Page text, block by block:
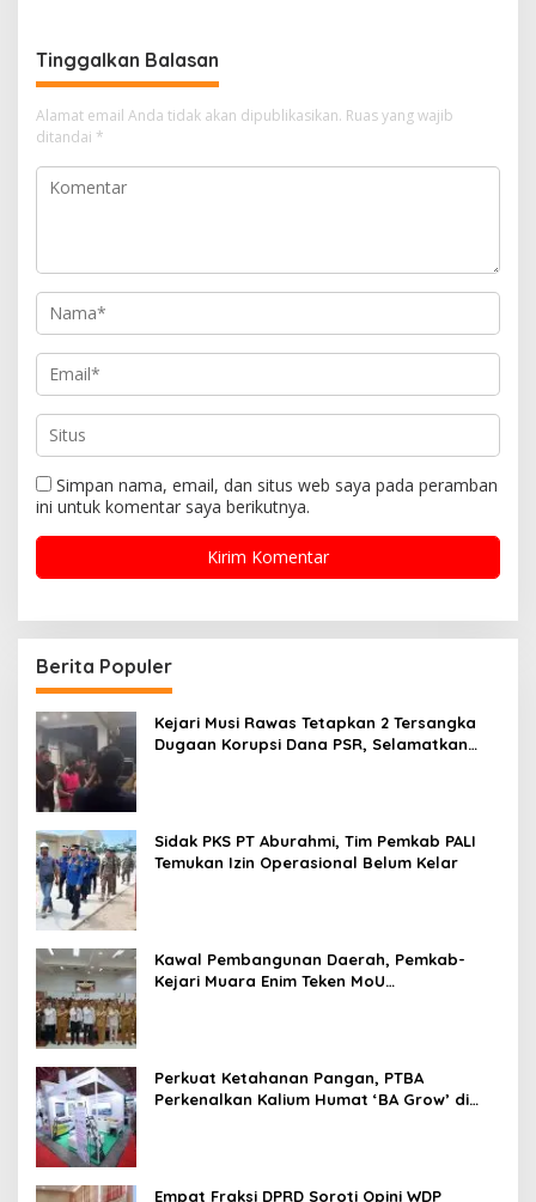
Tinggalkan Balasan
Alamat email Anda tidak akan dipublikasikan. Ruas yang wajib
ditandai *
Simpan nama, email, dan situs web saya pada peramban
ini untuk komentar saya berikutnya.
Berita Populer
Kejari Musi Rawas Tetapkan 2 Tersangka
Dugaan Korupsi Dana PSR, Selamatkan
Sidak PKS PT Aburahmi, Tim Pemkab PALI
Temukan Izin Operasional Belum Kelar
Kawal Pembangunan Daerah, Pemkab-
Kejari Muara Enim Teken MoU
Perkuat Ketahanan Pangan, PTBA
Perkenalkan Kalium Humat ‘BA Grow’ di
Empat Fraksi DPRD Soroti Opini WDP